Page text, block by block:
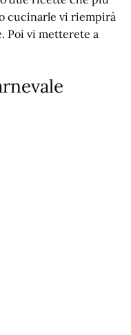
cucinarle vi riempirà
Poi vi metterete a